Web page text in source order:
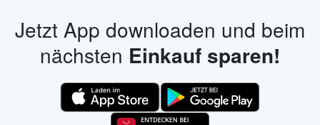
Jetzt App downloaden und beim
nächsten Einkauf sparen!